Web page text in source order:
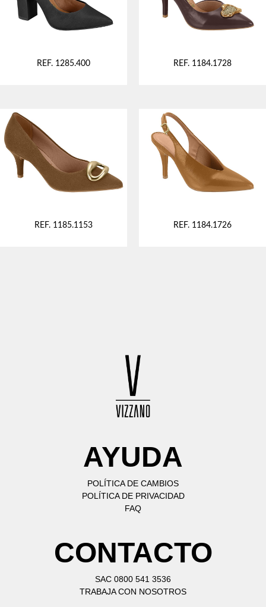
REF. 1285.400 REF. 1184.1728
REF. 1185.1153 REF. 1184.1726
AYUDA
POLÍTICA DE CAMBIOS
POLÍTICA DE PRIVACIDAD
FAQ
CONTACTO
SAC 0800 541 3536
TRABAJA CON NOSOTROS